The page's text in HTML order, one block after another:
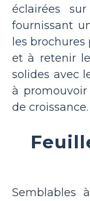
éclairées
fournissant
les brochures
et à retenir
solides avec
à
de croissance.
Semblables